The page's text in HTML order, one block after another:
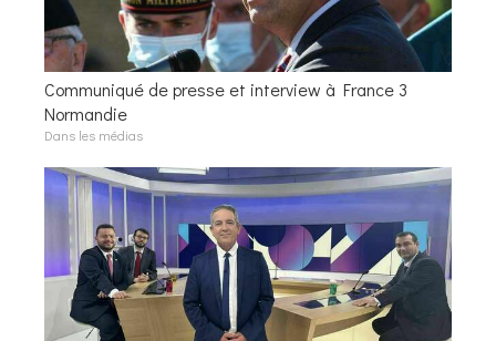
Communiqué de presse et interview à France 3
Normandie
Dans les médias